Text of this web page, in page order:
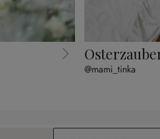
@mami_tinka
E-Mail-Adresse*